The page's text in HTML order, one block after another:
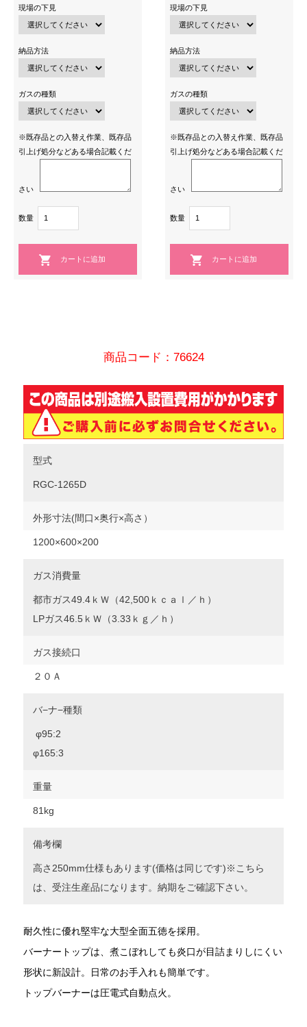
現場の下見
納品方法
ガスの種類
※既存品との入替え作業、既存品
引上げ処分などある場合記載くだ
さい
数量
現場の下見
納品方法
ガスの種類
※既存品との入替え作業、既存品
引上げ処分などある場合記載くだ
さい
数量
商品コード：76624
型式
RGC-1265D
外形寸法(間口×奥行×高さ）
1200×600×200
ガス消費量
都市ガス49.4ｋＷ（42,500ｋｃａｌ／ｈ）
LPガス46.5ｋＷ（3.33ｋｇ／ｈ）
ガス接続口
２０Ａ
バ−ナ−種類
φ95:2
φ165:3
重量
81kg
備考欄
高さ250mm仕様もあります(価格は同じです)※こちら
は、受注生産品になります。納期をご確認下さい。
耐久性に優れ堅牢な大型全面五徳を採用。
バーナートップは、煮こぼれしても炎口が目詰まりしにくい
形状に新設計。日常のお手入れも簡単です。
トップバーナーは圧電式自動点火。